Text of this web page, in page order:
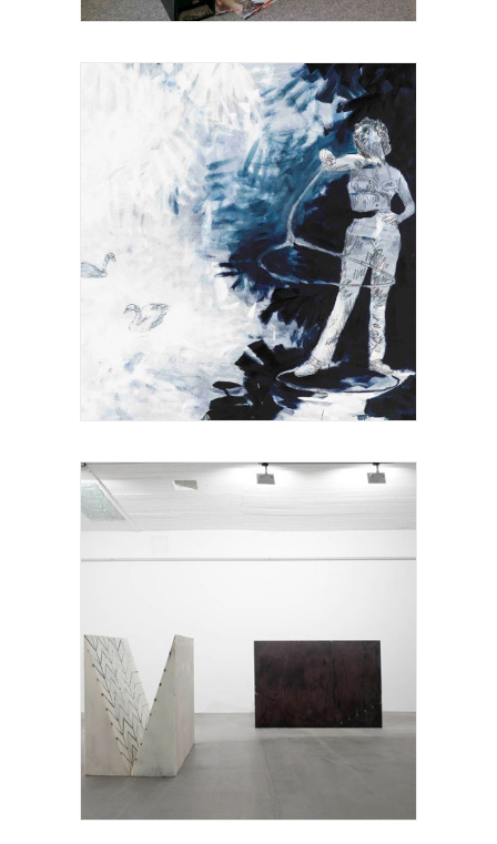
VALERIE DELAUNAY c/o Gallery Niklaus
Manuel Güdel, Sans titre
STEFAN PAPCO c/oZahorian & Van Espen,
Cardinality